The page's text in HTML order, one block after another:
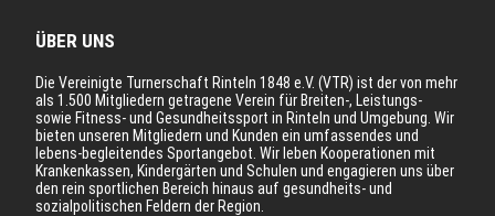
ÜBER UNS
Die Vereinigte Turnerschaft Rinteln 1848 e.V. (VTR) ist der von mehr
als 1.500 Mitgliedern getragene Verein für Breiten-, Leistungs-
sowie Fitness- und Gesundheitssport in Rinteln und Umgebung. Wir
bieten unseren Mitgliedern und Kunden ein umfassendes und
lebens-begleitendes Sportangebot. Wir leben Kooperationen mit
Krankenkassen, Kindergärten und Schulen und engagieren uns über
den rein sportlichen Bereich hinaus auf gesundheits- und
sozialpolitischen Feldern der Region.